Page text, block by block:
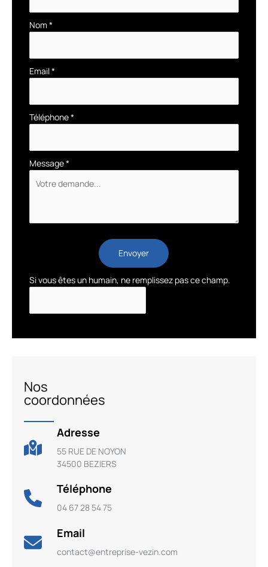
Nom *
Email*
Téléphone*
Message*
Envoyer
Si vous êtes un humain, ne remplissez pas ce champ.
Nos
coordonnées
Adresse
55 RUE DE NOYON
34500 BEZIERS
Téléphone
04 67 28 54 75
Email
contact@entreprise-vezin.com